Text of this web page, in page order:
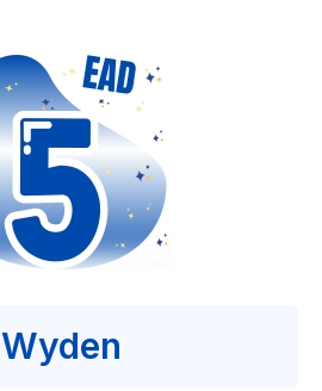
Wyden